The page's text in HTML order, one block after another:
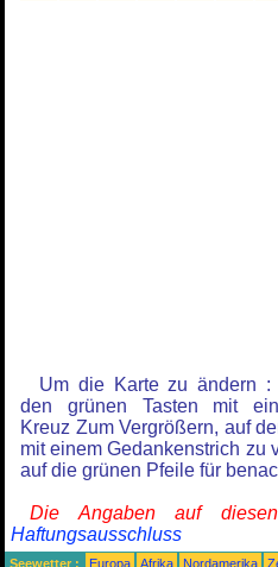
Um die Karte zu ändern
den grünen Tasten mit
Kreuz Zum Vergrößern, auf
mit einem Gedankenstrich zu
auf die grünen Pfeile für
Die Angaben auf
Haftungsausschluss
Seewetter : Europa Afrika Nordamerika